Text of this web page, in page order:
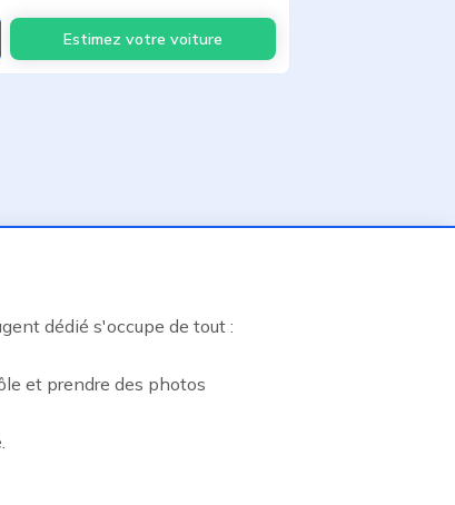
Estimez votre voiture
dédié s'occupe de tout :
et prendre des photos